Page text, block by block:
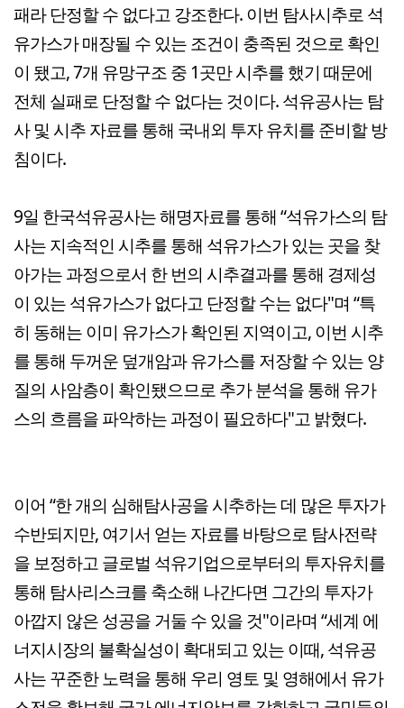
패라 단정할 수 없다고 강조한다. 이번 탐사시추로 석
유가스가 매장될 수 있는 조건이 충족된 것으로 확인
이 됐고, 7개 유망구조 중 1곳만 시추를 했기 때문에
전체 실패로 단정할 수 없다는 것이다. 석유공사는 탐
사 및 시추 자료를 통해 국내외 투자 유치를 준비할 방
침이다.
9일 한국석유공사는 해명자료를 통해 “석유가스의 탐
사는 지속적인 시추를 통해 석유가스가 있는 곳을 찾
아가는 과정으로서 한 번의 시추결과를 통해 경제성
이 있는 석유가스가 없다고 단정할 수는 없다"며 “특
히 동해는 이미 유가스가 확인된 지역이고, 이번 시추
를 통해 두꺼운 덮개암과 유가스를 저장할 수 있는 양
질의 사암층이 확인됐으므로 추가 분석을 통해 유가
스의 흐름을 파악하는 과정이 필요하다"고 밝혔다.
이어 “한 개의 심해탐사공을 시추하는 데 많은 투자가
수반되지만, 여기서 얻는 자료를 바탕으로 탐사전략
을 보정하고 글로벌 석유기업으로부터의 투자유치를
통해 탐사리스크를 축소해 나간다면 그간의 투자가
아깝지 않은 성공을 거둘 수 있을 것"이라며 “세계 에
너지시장의 불확실성이 확대되고 있는 이때, 석유공
사는 꾸준한 노력을 통해 우리 영토 및 영해에서 유가